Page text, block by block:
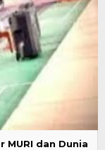
MURI dan Dunia